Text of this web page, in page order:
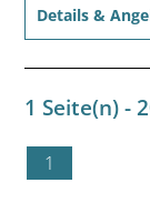
Details &
1 Seite(n) -
1